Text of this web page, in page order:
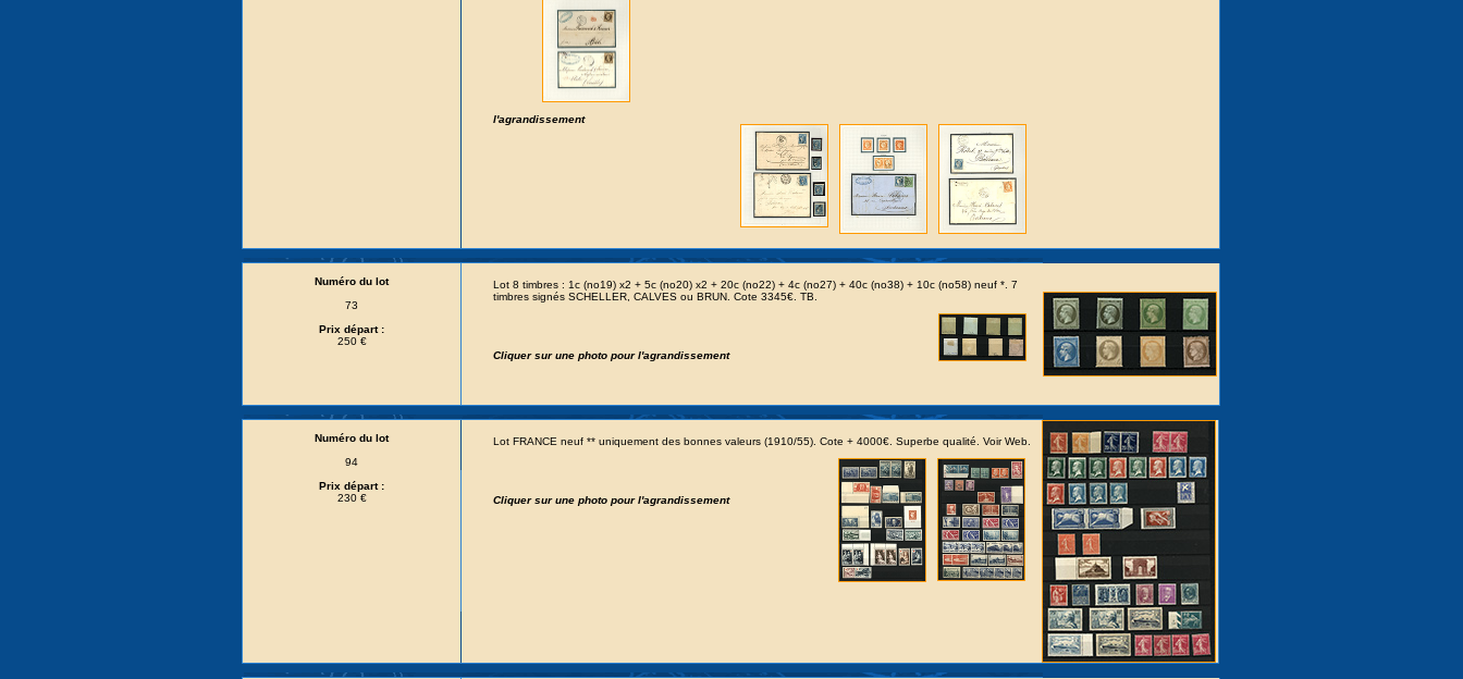
l'agrandissement
Numéro du lot
73
Prix départ :
250 €
Lot 8 timbres : 1c (no19) x2 + 5c (no20) x2 + 20c (no22) + 4c (no27) + 40c (no38) + 10c (no58) neuf *. 7
timbres signés SCHELLER, CALVES ou BRUN. Cote 3345€. TB.
Cliquer sur une photo pour l'agrandissement
Numéro du lot
94
Prix départ :
230 €
Lot FRANCE neuf ** uniquement des bonnes valeurs (1910/55). Cote + 4000€. Superbe qualité. Voir Web.
Cliquer sur une photo pour l'agrandissement